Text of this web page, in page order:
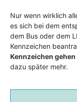
Nur wenn wirklich
es sich bei dem
dem Bus oder dem
Kennzeichen
Kennzeichen
dazu später mehr.